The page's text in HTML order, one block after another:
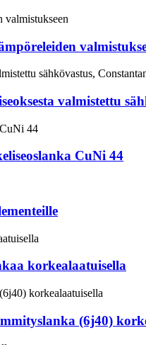
valmistettu
CuNi 44
korkealaatuisella
(6j40)